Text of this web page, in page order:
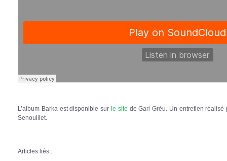
L’album Barka est disponible sur le site de Gari Grèu. Un entretien
Senouillet.
Articles liés :